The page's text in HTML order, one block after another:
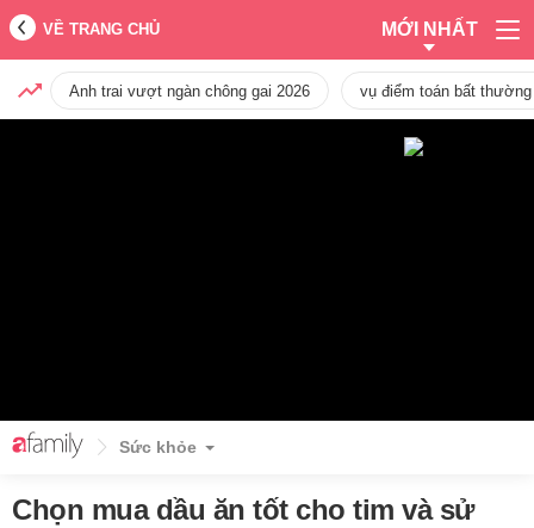
VỀ TRANG CHỦ MỚI NHẤT
Anh trai vượt ngàn chông gai 2026 vụ điểm toán bất
Sức khỏe
Chọn mua dầu ăn tốt cho tim và sử